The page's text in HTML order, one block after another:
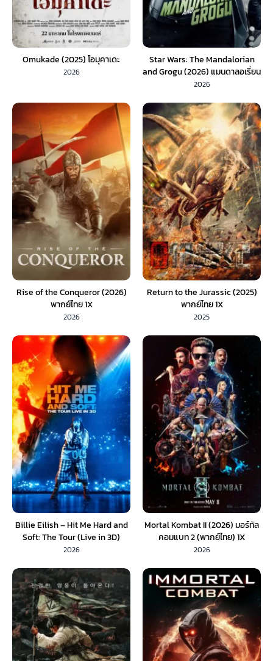
Omukade (2025) โอมุคาเดะ
2026
Star Wars: The Mandalorian
and Grogu (2026) แมนดาลอเรี่ยน
และโกรกู (พากย์ไทย) 1X
2026
Rise of the Conqueror (2026)
พากย์ไทย 1X
2026
Return to the Jurassic (2025)
พากย์ไทย 1X
2025
Billie Eilish – Hit Me Hard and
Soft: The Tour (Live in 3D)
(2026) SoundTrack 1X
2026
Mortal Kombat II (2026) มอร์ทัล
คอมแบท 2 (พากย์ไทย) 1X
2026